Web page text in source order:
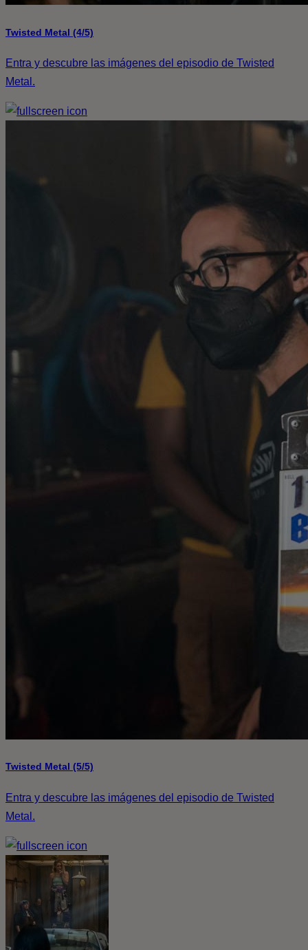
Twisted Metal (4/5)
Entra y descubre las imágenes del episodio de Twisted
Metal.
Twisted Metal (5/5)
Entra y descubre las imágenes del episodio de Twisted
Metal.